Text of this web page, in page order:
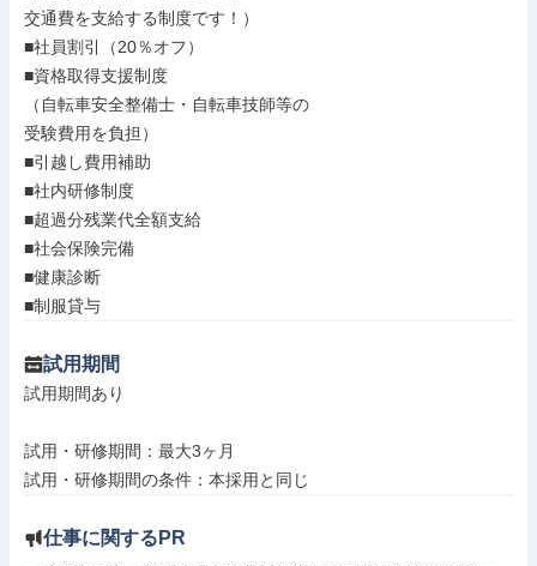
交通費を支給する制度です！）
■社員割引（20％オフ）
■資格取得支援制度
（自転車安全整備士・自転車技師等の
受験費用を負担）
■引越し費用補助
■社内研修制度
■超過分残業代全額支給
■社会保険完備
■健康診断
■制服貸与
試用期間
試用期間あり
試用・研修期間：最大3ヶ月
仕事に関するPR